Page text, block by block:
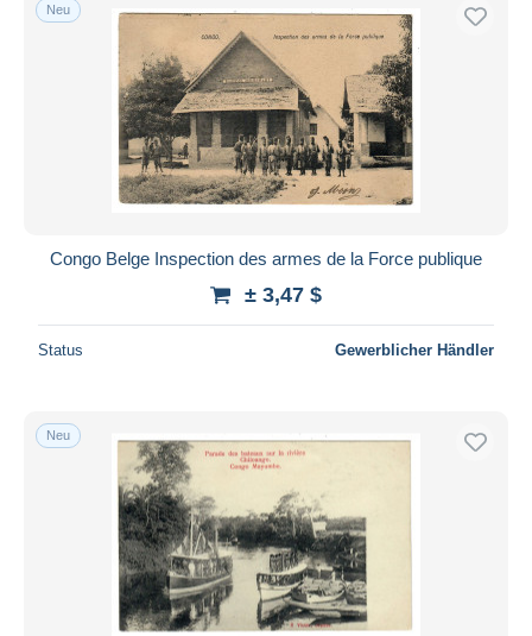
Neu
Congo Belge Inspection des armes de la Force publique
± 3,47 $
Status Gewerblicher Händler
Neu